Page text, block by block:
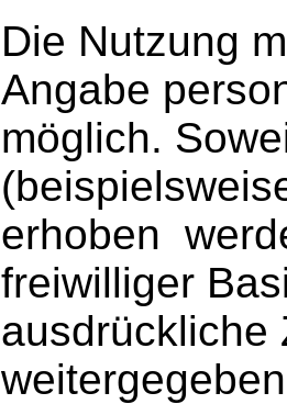
Die Nutzung
Angabe
möglich.
erhoben
freiwilliger
ausdrückliche